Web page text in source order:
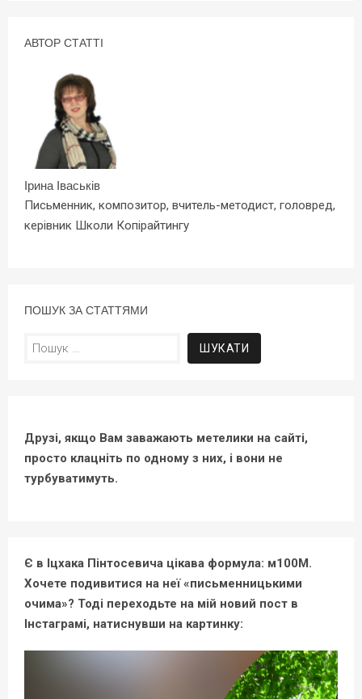
АВТОР СТАТТІ
Ірина Іваськів
Письменник, композитор, вчитель-методист, головред,
керівник Школи Копірайтингу
ПОШУК ЗА СТАТТЯМИ
Пошук:
Друзі, якщо Вам заважають метелики на сайті,
просто клацніть по одному з них, і вони не
турбуватимуть.
Є в Іцхака Пінтосевича цікава формула: м100М.
Хочете подивитися на неї «письменницькими
очима»? Тоді переходьте на мій новий пост в
Інстаграмі, натиснувши на картинку: